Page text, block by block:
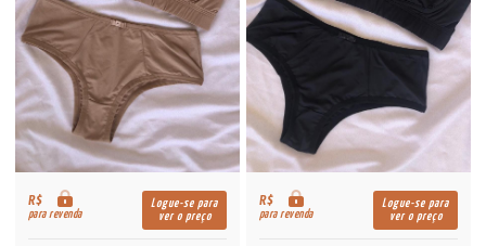
R$
para revenda
Logue-se para
ver o preço
R$
para revenda
Logue-se para
ver o preço